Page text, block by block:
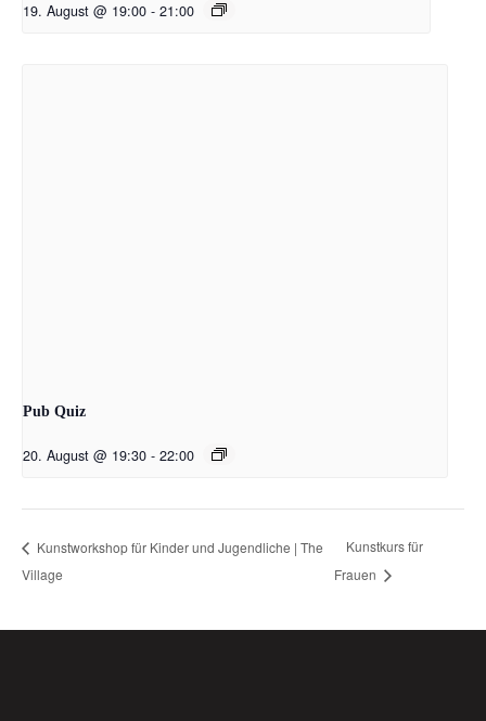
19. August @ 19:00 - 21:00
Pub Quiz
20. August @ 19:30 - 22:00
Kunstworkshop für Kinder und Jugendliche | The
Village
Kunstkurs für
Frauen